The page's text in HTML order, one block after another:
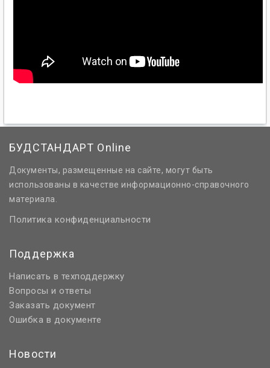
БУДСТАНДАРТ Online
Документы, размещенные на сайте, могут быть
использованы в качестве информационно-справочного
материала.
Политика конфиденциальности
Поддержка
Написать в техподдержку
Вопросы и ответы
Заказать документ
Ошибка в документе
Новости